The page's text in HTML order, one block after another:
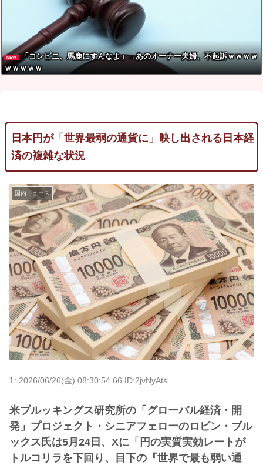
する分と同じだ
け商品を値上げ
して店頭価格を
変えない店も…
症…訴えても放
置されていた模
様
ない量子エンジ
ンが回った！
NEW
「コンビニ、馬鹿にすんなよ」→あのオーナー夫婦、不起訴ｗｗｗｗ
ｗｗｗｗｗ
日本円が「世界最弱の通貨に」映し出される日本経
済の複雑な状況
国内ニュース
1: 2026/06/26(金) 08:30:54.66 ID:2jvNyAts
米ブルッキングス研究所の「グローバル経済・開
発」プロジェクト・シニアフェローのロビン・ブル
ックス氏は5月24日、Xに「円の実質実効レートが
トルコリラを下回り、目下の『世界で最も弱い通